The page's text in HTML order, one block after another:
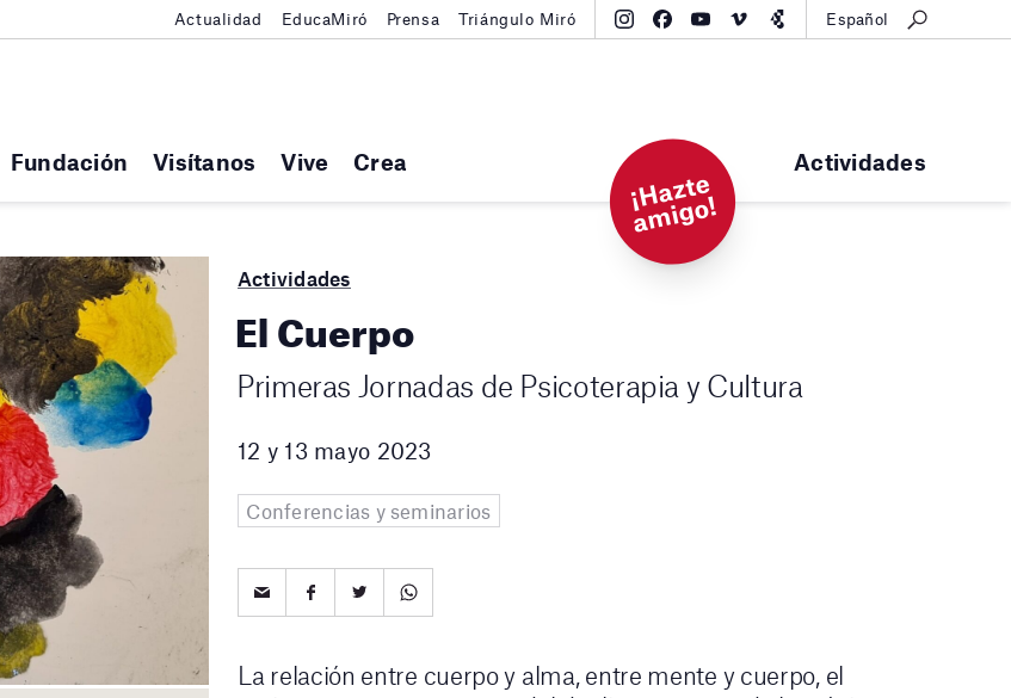
Fundación Visítanos Vive Crea Actividades
Actualidad EducaMiró Prensa Triángulo Miró Español
¡
H
a
zt
e
a
mi
g
o!
Actividades
El Cuerpo
Primeras Jornadas de Psicoterapia y Cultura
12 y 13 mayo 2023
Conferencias y seminarios
La relación entre cuerpo y alma, entre mente y cuerpo, el